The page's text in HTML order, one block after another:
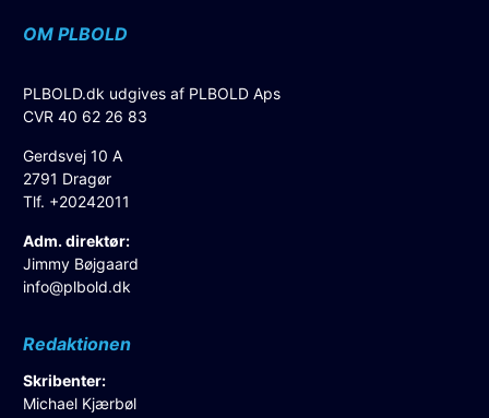
OM PLBOLD
PLBOLD.dk udgives af PLBOLD Aps
CVR 40 62 26 83
Gerdsvej 10 A
2791 Dragør
Tlf. +20242011
Adm. direktør:
Jimmy Bøjgaard
info@plbold.dk
Redaktionen
Skribenter:
Michael Kjærbøl